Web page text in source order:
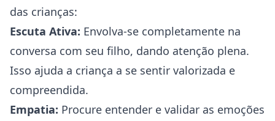
das crianças:
Escuta Ativa: Envolva-se completamente na
conversa com seu filho, dando atenção plena.
Isso ajuda a criança a se sentir valorizada e
compreendida.
Empatia: Procure entender e validar as emoções